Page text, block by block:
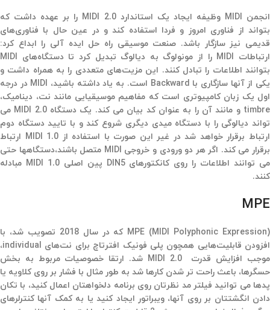
انجمن MIDI وظیفه ایجاد یک استاندارد MIDI 2.0 را بر عهده داشت که
بتواند از فناوری امروز و فردا استفاده کند و در عین حال با فناوری‌های
قدیمی نیز سازگار باشد. صنعت موسیقی راه حل ایده آلی را ابداع کرد:
ارتباطات MIDI را از مونولوگ به دیالوگ تبدیل کرد تا دستگاه‌های MIDI
بتوانند اطلاعات را تبادل کنند. این مزیت‌های متعددی را به همراه داشت و
یکی از آنها سازگاری با Backward است. به یاد داشته باشید، MIDI در درجه
اول یک زبان کامپیوتری است که مفاهیم موسیقیایی مانند نت، دینامیک،‌
timbre و مانند آن را به عنوان کد بیان می کند. یک دستگاه MIDI 2.0 می
تواند دیالوگی را با دستگاه میدی دیگری شروع کند و با تایید دستگاه دوم
ارتباط برقرار خواهد شد در غیر این صورت با استفاده از MIDI 1.0 ارتباط
برقرار می کند. اگر هر دو ورودی و خروجی MIDI متصل باشند،‌دستگاهها حتی
می توانند اطلاعات را روی کانکتورهای DIN5 پین اصلی MIDI 1.0 مبادله
کنند.
MPE
MPE (MIDI Polyphonic Expression) که در سال 2018 تصویب شد،‌ با
افزودن قابلیت‌هایی همچون پلی فونیک افترتاچ برای نت‌های individual،‌
موجب افزایش قدرت MIDI 2.0 شد. ارتقا خصوصیات مربوط به بخش
حسگرها، باعث راحت تر شدن کارها شد به طور مثال با فشار بر روی کلاویه یا
پدها می توانید فیلتر مد نظرتان روی برنامه دلخواهتان اعمال کنید، با تکان
دادن انگشتتان بر روی آنها،‌ ویبراتور ایجاد کنید یا به کمک آنها کنترلرهای